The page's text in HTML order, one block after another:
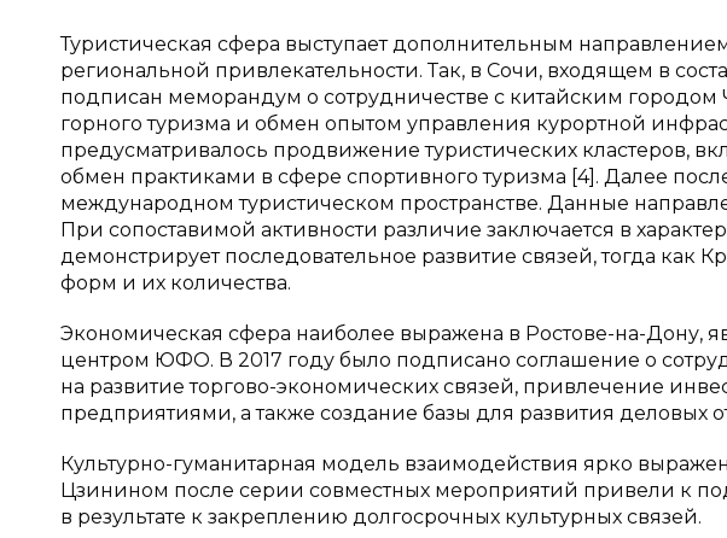
Туристическая сфера выступает дополнительным
региональной привлекательности. Так, в Сочи, входящем в
подписан меморандум о сотрудничестве с китайским
горного туризма и обмен опытом управления курортной
предусматривалось продвижение туристических кластеров,
обмен практиками в сфере спортивного туризма [4]. Далее
международном туристическом пространстве. Данные
При сопоставимой активности различие заключается в
демонстрирует последовательное развитие связей, тогда
форм и их количества.
Экономическая сфера наиболее выражена в Ростове-на-
центром ЮФО. В 2017 году было подписано соглашение о
на развитие торгово-экономических связей, привлечение
предприятиями, а также создание базы для развития деловых
Культурно-гуманитарная модель взаимодействия ярко
Цзинином после серии совместных мероприятий привели к
в результате к закреплению долгосрочных культурных связей.